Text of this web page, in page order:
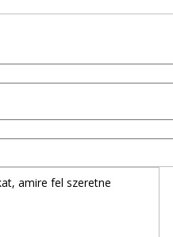
amire fel szeretne